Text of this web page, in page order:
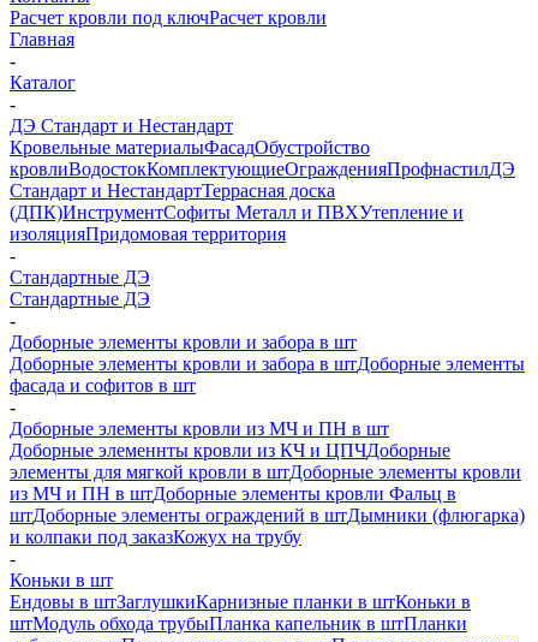
Расчет кровли под ключРасчет кровли
Главная
-
Каталог
-
ДЭ Стандарт и Нестандарт
Кровельные материалыФасадОбустройство
кровлиВодостокКомплектующиеОгражденияПрофнастилДЭ
Стандарт и НестандартТеррасная доска
(ДПК)ИнструментСофиты Металл и ПВХУтепление и
изоляцияПридомовая территория
-
Стандартные ДЭ
Стандартные ДЭ
-
Доборные элементы кровли и забора в шт
Доборные элементы кровли и забора в штДоборные элементы
фасада и софитов в шт
-
Доборные элементы кровли из МЧ и ПН в шт
Доборные элеменнты кровли из КЧ и ЦПЧДоборные
элементы для мягкой кровли в штДоборные элементы кровли
из МЧ и ПН в штДоборные элементы кровли Фальц в
штДоборные элементы ограждений в штДымники (флюгарка)
и колпаки под заказКожух на трубу
-
Коньки в шт
Ендовы в штЗаглушкиКарнизные планки в штКоньки в
штМодуль обхода трубыПланка капельник в штПланки